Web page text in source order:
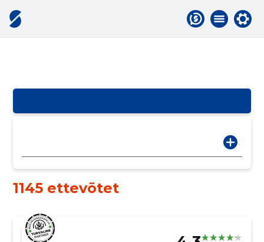
1145 ettevõtet